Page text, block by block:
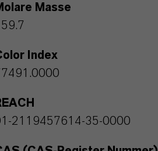
Masse
Index
2119457614-35-0000